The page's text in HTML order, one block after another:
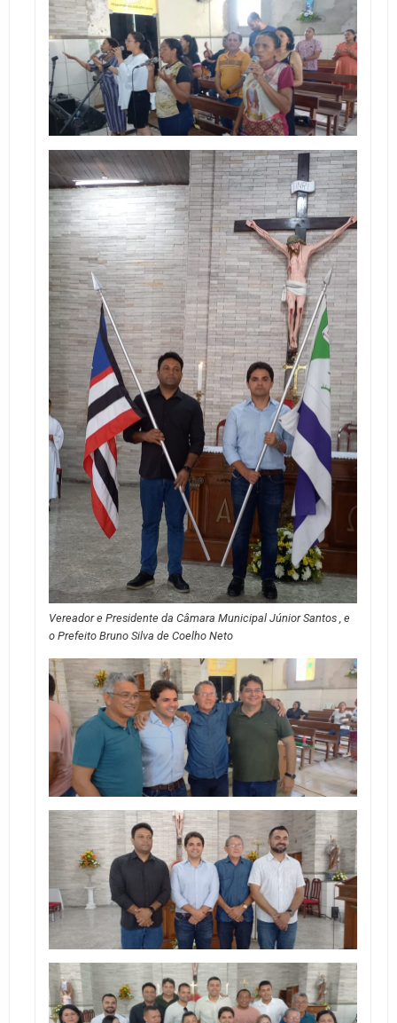
Vereador e Presidente da Câmara Municipal Júnior Santos , e
o Prefeito Bruno Silva de Coelho Neto